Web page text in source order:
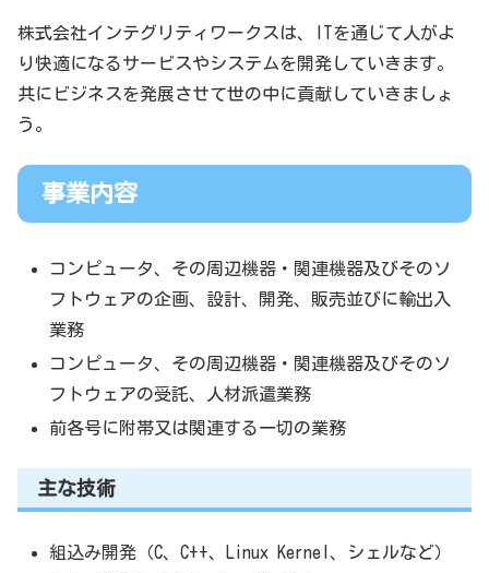
株式会社インテグリティワークスは、ITを通じて人がよ
り快適になるサービスやシステムを開発していきます。
共にビジネスを発展させて世の中に貢献していきましょ
う。
事業内容
コンピュータ、その周辺機器・関連機器及びそのソ
フトウェアの企画、設計、開発、販売並びに輸出入
業務
コンピュータ、その周辺機器・関連機器及びそのソ
フトウェアの受託、人材派遣業務
前各号に附帯又は関連する一切の業務
主な技術
組込み開発（C、C++、Linux Kernel、シェルなど）